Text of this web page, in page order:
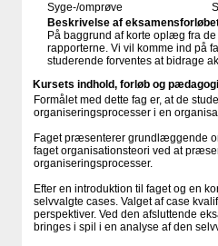
Syge-/omprøve
Beskrivelse af
På baggrund af korte oplæg fra
rapporterne. Vi vil komme ind på
studerende forventes at bidrage
Kursets indhold, forløb og
Formålet med dette fag er, at de
organiseringsprocesser i en
Faget præsenterer grundlæggende
faget organisationsteori ved at
organiseringsprocesser.
Efter en introduktion til faget og en
selvvalgte cases. Valget af case
perspektiver. Ved den afsluttende
bringes i spil i en analyse af den